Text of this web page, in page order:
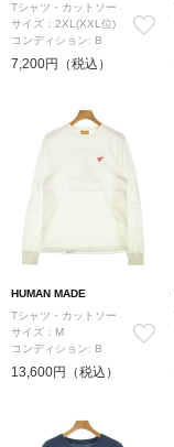
Tシャツ・カットソー
サイズ：2XL(XXL位)
コンディション: B
7,200円（税込）
HUMAN MADE
Tシャツ・カットソー
サイズ：M
コンディション: B
13,600円（税込）